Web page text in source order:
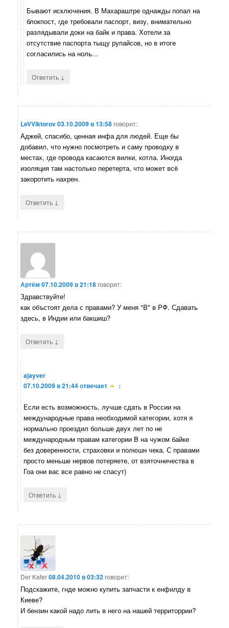
Бывают исключения. В Махараштре однажды попал на
блокпост, где требовали паспорт, визу, внимательно
разлядывали доки на байк и права. Хотели за
отсутствие паспорта тыщу рупайсов, но в итоге
согласились на ноль...
Ответить ↓
LeVViktorov03.10.2009 в 13:58говорит:
Аджей, спасибо, ценная инфа для людей. Еще бы
добавил, что нужно посмотреть и саму проводку в
местах, где провода касаются вилки, котла. Иногда
изоляция там настолько перетерта, что может всё
закоротить нахрен.
Ответить ↓
Артём 07.10.2009 в 21:18говорит:
Здравствуйте!
как объстоят дела с правами? У меня "В" в РФ. Сдавать
здесь, в Индии или бакшиш?
Ответить ↓
ajayver
07.10.2009 в 21:44отвечает :
Если есть возможность, лучше сдать в России на
международные права необходимой категории, хотя я
нормально проездил больше двух лет по не
международным правам категории B на чужом байке
без доверенности, страховки и полюшн чека. С правами
просто меньше нервов потеряете, от взяточничества в
Гоа они вас все равно не спасут)
Ответить ↓
Der Kafer08.04.2010 в 03:32говорит:
Подскажите, гнде можно купить запчасти к енфилду в
Киеве?
И бензин какой надо лить в него на нашей территоррии?